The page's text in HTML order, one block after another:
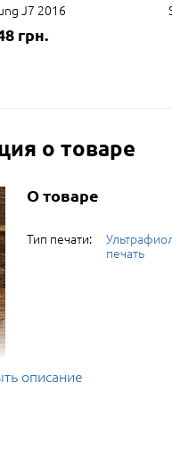
J7 2016
грн.
о товаре
О товаре
Тип печати:
печать
описание